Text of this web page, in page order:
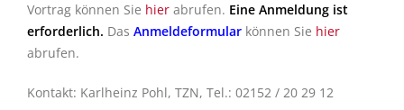
Vortrag können Sie hier abrufen. Eine Anmeldung ist
erforderlich. Das Anmeldeformular können Sie hier
abrufen.
Kontakt: Karlheinz Pohl, TZN, Tel.: 02152 / 20 29 12